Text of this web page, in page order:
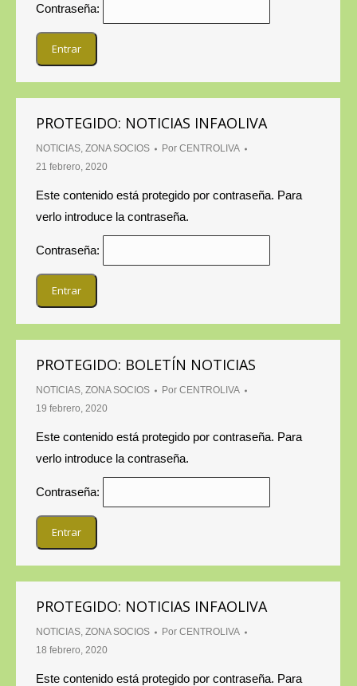
Contraseña:
PROTEGIDO: NOTICIAS INFAOLIVA
NOTICIAS, ZONA SOCIOS Por CENTROLIVA
21 febrero, 2020
Este contenido está protegido por contraseña. Para
verlo introduce la contraseña.
Contraseña:
PROTEGIDO: BOLETÍN NOTICIAS
NOTICIAS, ZONA SOCIOS Por CENTROLIVA
19 febrero, 2020
Este contenido está protegido por contraseña. Para
verlo introduce la contraseña.
Contraseña:
PROTEGIDO: NOTICIAS INFAOLIVA
NOTICIAS, ZONA SOCIOS Por CENTROLIVA
18 febrero, 2020
Este contenido está protegido por contraseña. Para